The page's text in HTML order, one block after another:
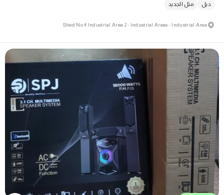
ديل مثل الجديد
Shed No 4 Industrial Area 2 - Industrial Areas - Industrial Area